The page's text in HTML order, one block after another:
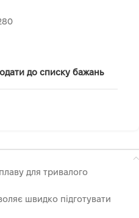
до списку бажань
для тривалого
швидко підготувати